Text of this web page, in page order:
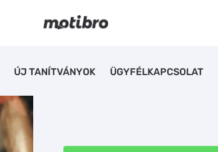
ÚJ TANÍTVÁNYOK ÜGYFÉLKAPCSOLAT